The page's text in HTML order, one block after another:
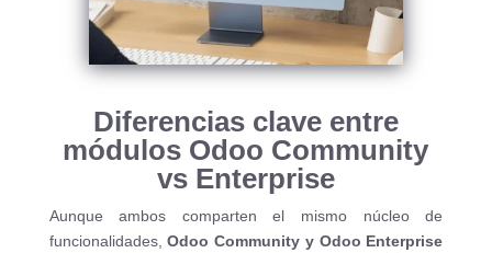
Diferencias clave entre
módulos Odoo Community
vs Enterprise
Aunque ambos comparten el mismo núcleo de
funcionalidades,Odoo Community y Odoo Enterprise